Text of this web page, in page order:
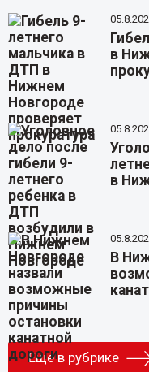
в
в
В
Еще в рубрике